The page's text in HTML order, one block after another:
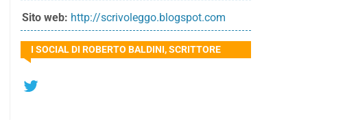
Sito web: http://scrivoleggo.blogspot.com
I SOCIAL DI ROBERTO BALDINI, SCRITTORE